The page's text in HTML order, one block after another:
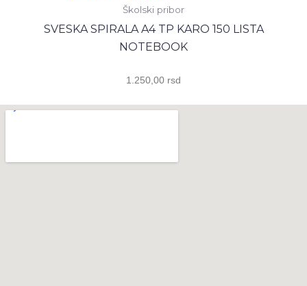
Školski pribor
SVESKA SPIRALA A4 TP KARO 150 LISTA
NOTEBOOK
1.250,00 rsd